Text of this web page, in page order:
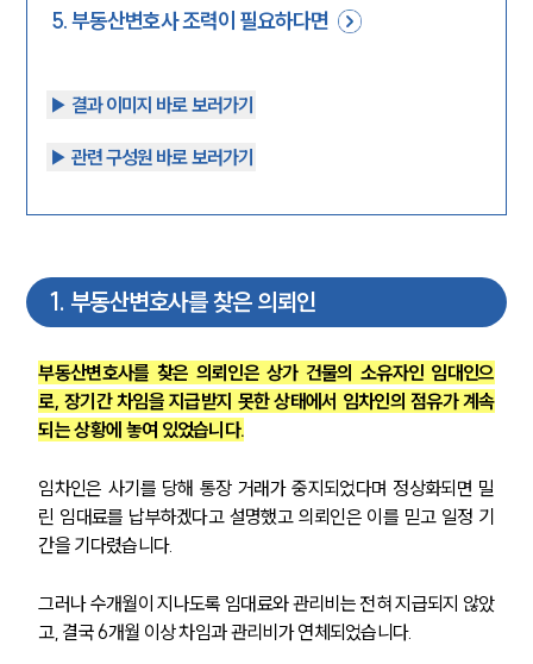
5.부동산변호사 조력이 필요하다면
▶︎ 결과 이미지 바로 보러가기
▶︎ 관련 구성원 바로 보러가기
1. 부동산변호사를 찾은 의뢰인
부동산변호사를 찾은 의뢰인은 상가 건물의 소유자인 임대인으
로, 장기간 차임을 지급받지 못한 상태에서 임차인의 점유가 계속
되는 상황에 놓여 있었습니다.
임차인은 사기를 당해 통장 거래가 중지되었다며 정상화되면 밀
린 임대료를 납부하겠다고 설명했고 의뢰인은 이를 믿고 일정 기
간을 기다렸습니다.
그러나 수개월이 지나도록 임대료와 관리비는 전혀 지급되지 않았
고, 결국 6개월 이상 차임과 관리비가 연체되었습니다.